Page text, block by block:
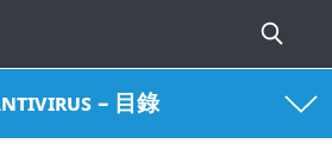
– 目錄